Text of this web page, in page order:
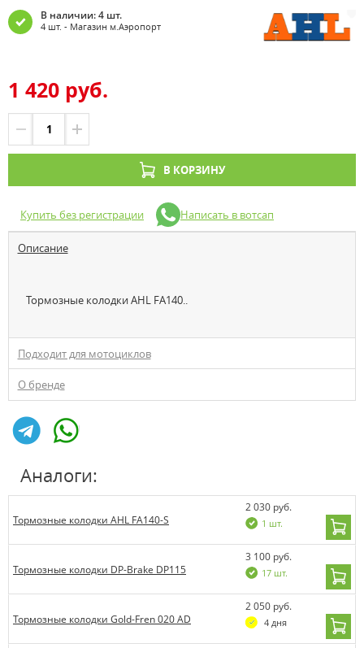
В наличии: 4 шт.
4 шт. - Магазин м.Аэропорт
1 420 руб.
В КОРЗИНУ
Купить без регистрации Написать в вотсап
Описание
Тормозные колодки AHL FA140..
Подходит для мотоциклов
О бренде
Аналоги:
Тормозные колодки AHL FA140-S
2 030 руб.
1 шт.
Тормозные колодки DP-Brake DP115
3 100 руб.
17 шт.
Тормозные колодки Gold-Fren 020 AD
2 050 руб.
4 дня